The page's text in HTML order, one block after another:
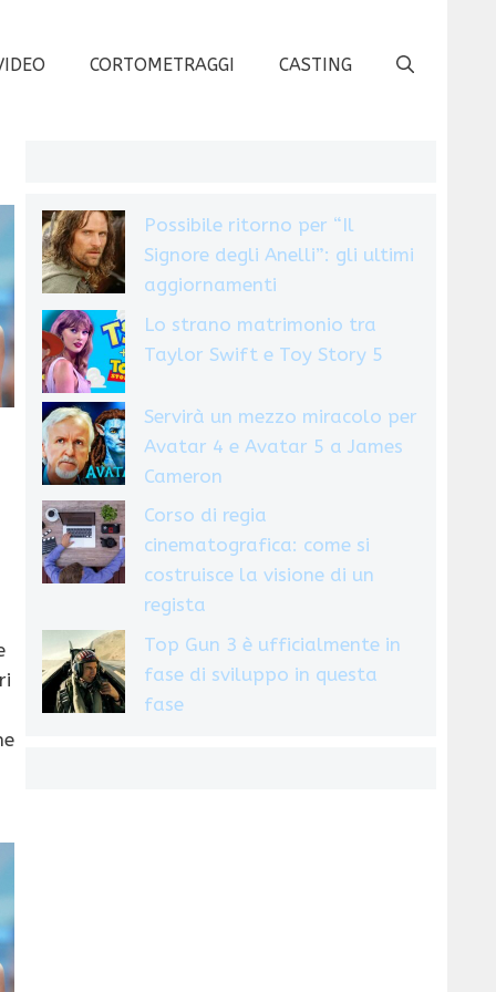
CORTOMETRAGGI CASTING
Possibile ritorno per “Il
Signore degli Anelli”: gli ultimi
aggiornamenti
Lo strano matrimonio tra
Taylor Swift e Toy Story 5
Servirà un mezzo miracolo per
Avatar 4 e Avatar 5 a James
Cameron
Corso di regia
cinematografica: come si
costruisce la visione di un
regista
Top Gun 3 è ufficialmente in
fase di sviluppo in questa
fase